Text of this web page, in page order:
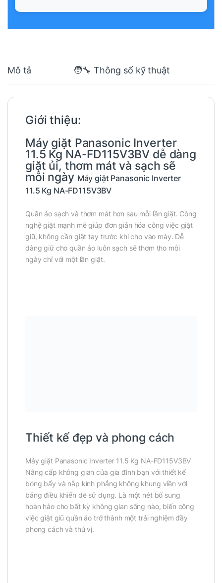
Mô tả 🧑‍🔧 Thông số kỹ thuật
Giới thiệu:
Máy giặt Panasonic Inverter
11.5 Kg NA-FD115V3BV dễ dàng
giặt ủi, thơm mát và sạch sẽ
mỗi ngày Máy giặt Panasonic Inverter
11.5 Kg NA-FD115V3BV
Quần áo sạch và thơm mát hơn sau mỗi lần giặt. Công
nghệ giặt mạnh mẽ giúp đơn giản hóa công việc giặt
giũ, không cần giặt tay trước khi cho vào máy. Dễ
dàng giữ cho quần áo luôn sạch sẽ thơm tho mỗi
ngày chỉ với một lần giặt.
Thiết kế đẹp và phong cách
Máy giặt Panasonic Inverter 11.5 Kg NA-FD115V3BV
Nâng cấp không gian của gia đình bạn với thiết kế
bóng bẩy và nắp kính phẳng không khung viền với
bảng điều khiển dễ sử dụng. Là một nét bổ sung
hoàn hảo cho bất kỳ không gian sống nào, biến công
việc giặt giũ quần áo trở thành một trải nghiệm đầy
phong cách và thú vị.